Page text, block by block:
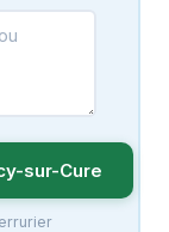
sur-Cure